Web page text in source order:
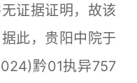
证据证明，故该
此，贵阳中院于
黔01执异757